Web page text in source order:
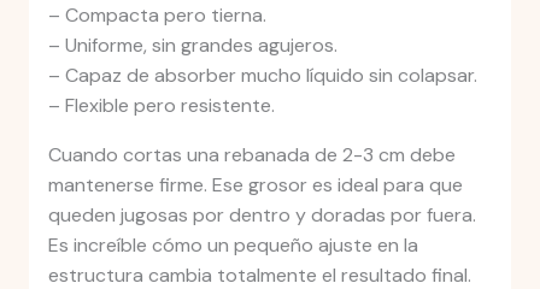
– Compacta pero tierna.
– Uniforme, sin grandes agujeros.
– Capaz de absorber mucho líquido sin colapsar.
– Flexible pero resistente.
Cuando cortas una rebanada de 2-3 cm debe
mantenerse firme. Ese grosor es ideal para que
queden jugosas por dentro y doradas por fuera.
Es increíble cómo un pequeño ajuste en la
estructura cambia totalmente el resultado final.